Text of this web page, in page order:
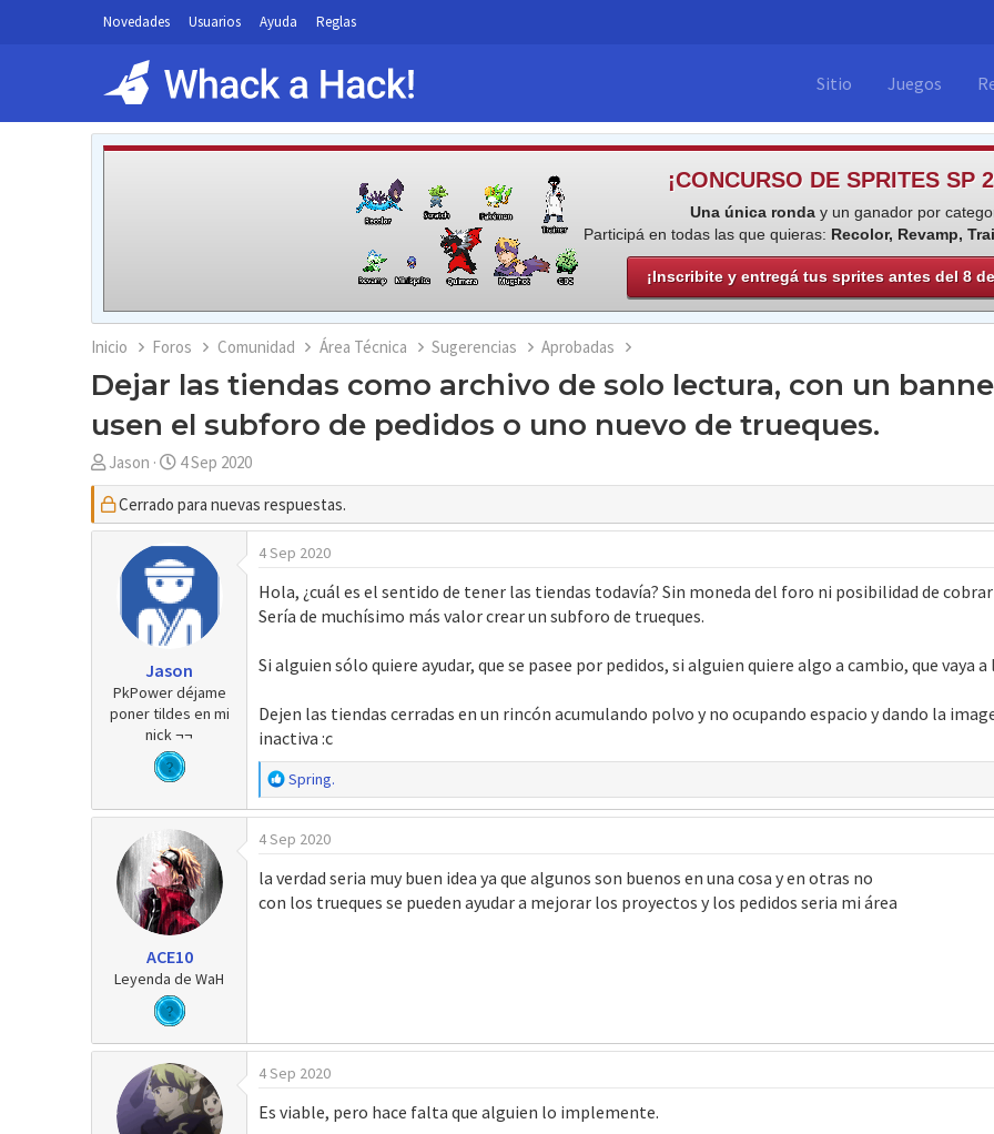
Novedades Usuarios Ayuda Reglas
Sitio Juegos
¡CONCURSO DE SPRITES SP
Una única ronday un ganador por
Participá en todas las que quieras: Recolor, Revamp,
¡Inscribite y entregá tus sprites antes del 8
Inicio Foros Comunidad Área Técnica Sugerencias Aprobadas
Dejar las tiendas como archivo de solo lectura, con un
usen el subforo de pedidos o uno nuevo de trueques.
A
u
t
o
Jason
F
e
c
h
a
d
e
i
n
i
c
i
o
4 Sep 2020
Cerrado para nuevas respuestas.
Jason
PkPower déjame
poner tildes en mi
nick ¬¬
4 Sep 2020
Hola, ¿cuál es el sentido de tener las tiendas todavía? Sin moneda del foro ni posibilidad de
Sería de muchísimo más valor crear un subforo de trueques.
Si alguien sólo quiere ayudar, que se pasee por pedidos, si alguien quiere algo a cambio, que vaya a
Dejen las tiendas cerradas en un rincón acumulando polvo y no ocupando espacio y dando la
inactiva :c
R
e
a
c
i
o
Spring.
ACE10
Leyenda de WaH
4 Sep 2020
la verdad seria muy buen idea ya que algunos son buenos en una cosa y en otras no
con los trueques se pueden ayudar a mejorar los proyectos y los pedidos seria mi área
4 Sep 2020
Es viable, pero hace falta que alguien lo implemente.